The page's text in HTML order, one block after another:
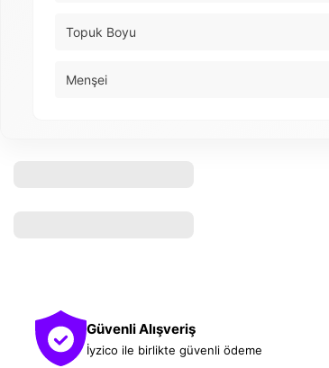
Topuk Boyu
Menşei
Güvenli Alışveriş
İyzico ile birlikte güvenli ödeme